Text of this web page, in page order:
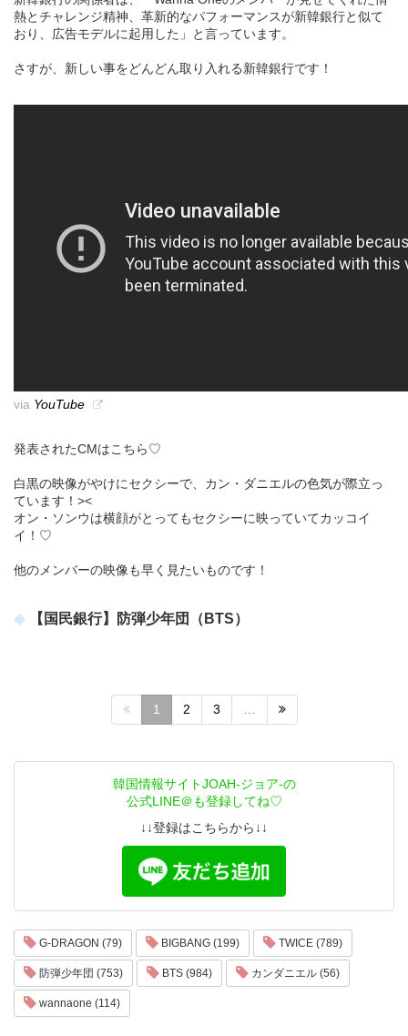
熱とチャレンジ精神、革新的なパフォーマンスが新韓銀行と似て
おり、広告モデルに起用した」と言っています。
さすが、新しい事をどんどん取り入れる新韓銀行です！
via YouTube
発表されたCMはこちら♡
白黒の映像がやけにセクシーで、カン・ダニエルの色気が際立っ
ています！><
オン・ソンウは横顔がとってもセクシーに映っていてカッコイ
イ！♡
他のメンバーの映像も早く見たいものです！
【国民銀行】防弾少年団（BTS）
1 2 3
韓国情報サイトJOAH-ジョア-の
公式LINE＠も登録してね♡
↓↓登録はこちらから↓↓
G-DRAGON (79) BIGBANG (199) TWICE (789)
防弾少年団 (753) BTS (984) カンダニエル (56)
wannaone (114)